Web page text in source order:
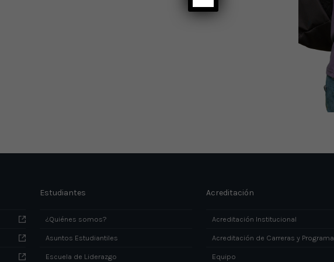
Estudiantes
¿Quiénes somos?
Asuntos Estudiantiles
Escuela de Liderazgo
Acreditación
Acreditación Institucional
Acreditación de Carreras y
Equipo